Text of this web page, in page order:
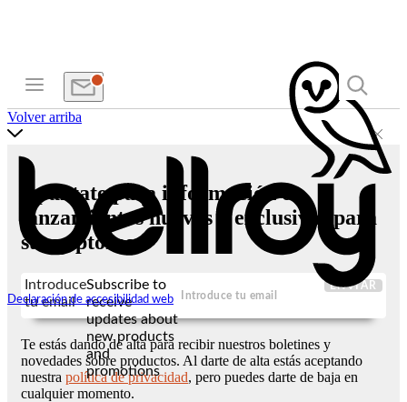
Declaración de accesibilidad web
Volver arriba
Apúntate para información de
lanzamientos nuevos y exclusivas para
suscriptores
Introduce
tu email
Subscribe to
receive
updates about
new products
and
promotions
ENVIAR
Te estás dando de alta para recibir nuestros boletines y
novedades sobre productos. Al darte de alta estás aceptando
nuestra política de privacidad, pero puedes darte de baja en
cualquier momento.